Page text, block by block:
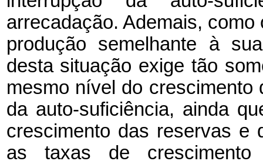
arrecadação. Ademais,
produção semelhante à
desta situação exige tão
mesmo nível do crescimento
da auto-suficiência, ainda
crescimento das reservas e
as taxas de